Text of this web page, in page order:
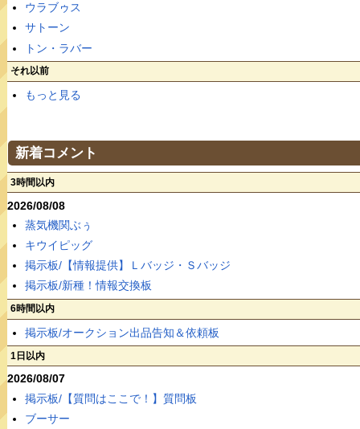
ウラブゥス
サトーン
トン・ラバー
それ以前
もっと見る
新着コメント
3時間以内
2026/08/08
蒸気機関ぶぅ
キウイピッグ
掲示板/【情報提供】Ｌバッジ・Ｓバッジ
掲示板/新種！情報交換板
6時間以内
掲示板/オークション出品告知＆依頼板
1日以内
2026/08/07
掲示板/【質問はここで！】質問板
ブーサー